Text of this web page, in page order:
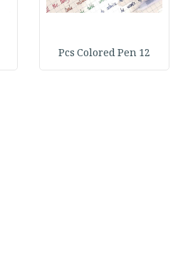
12 Pcs Colored Pen